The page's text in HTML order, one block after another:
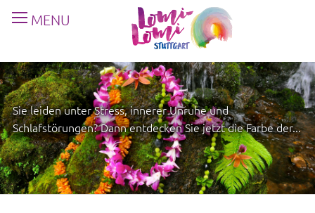
MENU
Sie leiden unter Stress, innerer Unruhe und
Schlafstörungen? Dann entdecken Sie jetzt die Farbe der...